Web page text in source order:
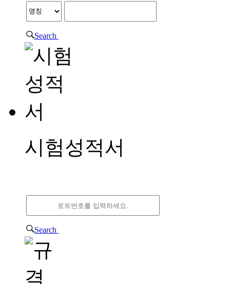
Search
시험성적서
Search